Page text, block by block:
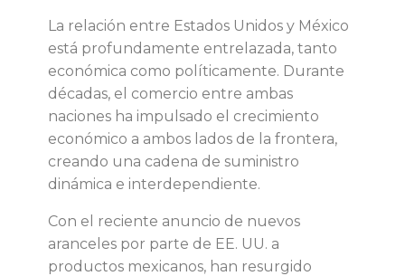
o
v
a
c
La relación entre Estados Unidos y México
está profundamente entrelazada, tanto
económica como políticamente. Durante
décadas, el comercio entre ambas
naciones ha impulsado el crecimiento
económico a ambos lados de la frontera,
creando una cadena de suministro
dinámica e interdependiente.
Con el reciente anuncio de nuevos
aranceles por parte de EE. UU. a
productos mexicanos, han resurgido